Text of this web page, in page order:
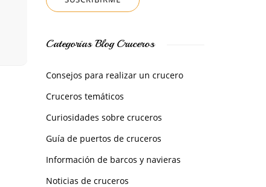
Categorías Blog Cruceros
Consejos para realizar un crucero
Cruceros temáticos
Curiosidades sobre cruceros
Guía de puertos de cruceros
Información de barcos y navieras
Noticias de cruceros